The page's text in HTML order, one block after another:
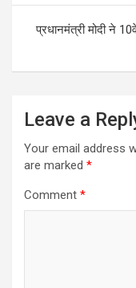
प्रधानमंत्री मोदी ने
Leave a
Your email address
are marked *
Comment *